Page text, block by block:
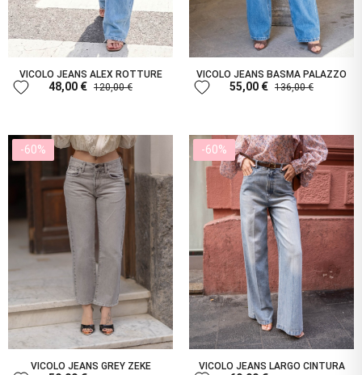
VICOLO JEANS ALEX ROTTURE
48,00 € 120,00 €
favorite
VICOLO JEANS BASMA PALAZZO
55,00 € 136,00 €
favorite
-60%
VICOLO JEANS GREY ZEKE
-60%
VICOLO JEANS LARGO CINTURA